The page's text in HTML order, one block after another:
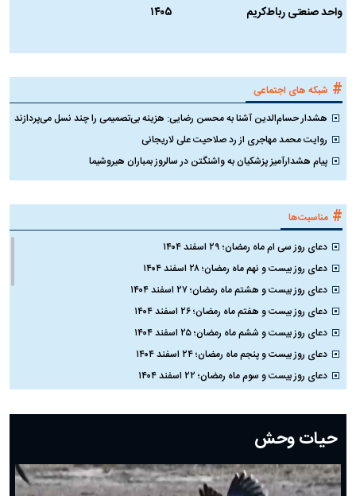
واحد صنعتی رباط‌کریم
۱۴۰۵
# شبکه های اجتماعی
هشدار حسام‌الدین آشنا به محسن رضایی: هزینه بی‌تصمیمی را چند نسل می‌پردازند
روایت محمد مهاجری از رد صلاحیت علی لاریجانی
پیام هشدارآمیز پزشکیان به واشنگتن در سالروز بمباران هیروشیما
# مناسبت‌ها
دعای روز سی ام ماه رمضان؛ ۲۹ اسفند ۱۴۰۴
دعای روز بیست و نهم ماه رمضان؛ ۲۸ اسفند ۱۴۰۴
دعای روز بیست و هشتم ماه رمضان؛ ۲۷ اسفند ۱۴۰۴
دعای روز بیست و هفتم ماه رمضان؛ ۲۶ اسفند ۱۴۰۴
دعای روز بیست و ششم ماه رمضان؛ ۲۵ اسفند ۱۴۰۴
دعای روز بیست و پنجم ماه رمضان؛ ۲۴ اسفند ۱۴۰۴
دعای روز بیست و سوم ماه رمضان؛ ۲۲ اسفند ۱۴۰۴
دعای روز بیستم ماه رمضان؛ ۱۹ اسفند ۱۴۰۴
دعای روز هشتم ماه مبارک رمضان؛ ۷ اسفند ماه ۱۴۰۴
دعای روز هفتم ماه رمضان؛ ۶ اسفند ۱۴۰۴
دعای روز ششم ماه رمضان؛ ۵ اسفند ۱۴۰۴
حیات وحش